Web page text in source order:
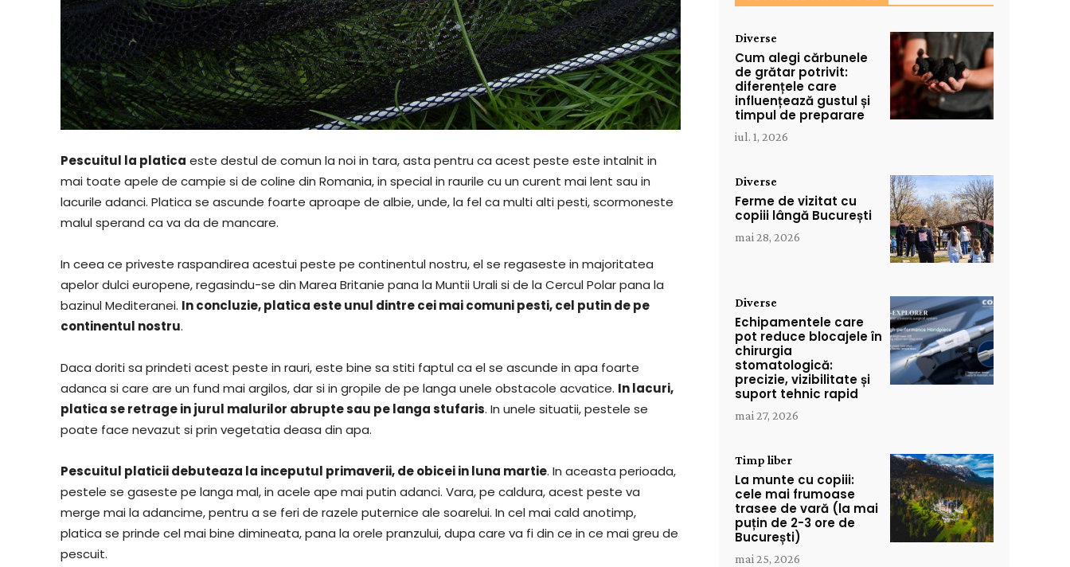
Pescuitul la platica este destul de comun la noi in tara, asta pentru ca acest peste este intalnit in
mai toate apele de campie si de coline din Romania, in special in raurile cu un curent mai lent sau in
lacurile adanci. Platica se ascunde foarte aproape de albie, unde, la fel ca multi alti pesti, scormoneste
malul sperand ca va da de mancare.
In ceea ce priveste raspandirea acestui peste pe continentul nostru, el se regaseste in majoritatea
apelor dulci europene, regasindu-se din Marea Britanie pana la Muntii Urali si de la Cercul Polar pana la
bazinul Mediteranei. In concluzie, platica este unul dintre cei mai comuni pesti, cel putin de pe
continentul nostru.
Daca doriti sa prindeti acest peste in rauri, este bine sa stiti faptul ca el se ascunde in apa foarte
adanca si care are un fund mai argilos, dar si in gropile de pe langa unele obstacole acvatice. In lacuri,
platica se retrage in jurul malurilor abrupte sau pe langa stufaris. In unele situatii, pestele se
poate face nevazut si prin vegetatia deasa din apa.
Pescuitul platicii debuteaza la inceputul primaverii, de obicei in luna martie. In aceasta perioada,
pestele se gaseste pe langa mal, in acele ape mai putin adanci. Vara, pe caldura, acest peste va
merge mai la adancime, pentru a se feri de razele puternice ale soarelui. In cel mai cald anotimp,
platica se prinde cel mai bine dimineata, pana la orele pranzului, dupa care va fi din ce in ce mai greu de
pescuit.
Diverse
Cum alegi cărbunele
de grătar potrivit:
diferențele care
influențează gustul și
timpul de preparare
iul. 1, 2026
Diverse
Ferme de vizitat cu
copiii lângă București
mai 28, 2026
Diverse
Echipamentele care
pot reduce blocajele în
chirurgia
stomatologică:
precizie, vizibilitate și
suport tehnic rapid
mai 27, 2026
Timp liber
La munte cu copiii:
cele mai frumoase
trasee de vară (la mai
puțin de 2-3 ore de
București)
mai 25, 2026